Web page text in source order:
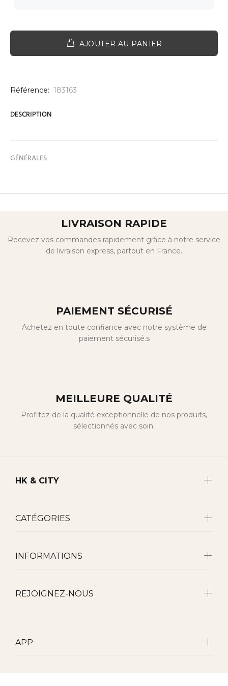
AJOUTER AU PANIER
Référence: 183163
DESCRIPTION
GÉNÉRALES
LIVRAISON RAPIDE
Recevez vos commandes rapidement grâce à notre service
de livraison express, partout en France.
PAIEMENT SÉCURISÉ
Achetez en toute confiance avec notre système de
paiement sécurisé.s
MEILLEURE QUALITÉ
Profitez de la qualité exceptionnelle de nos produits,
sélectionnés avec soin.
HK & CITY
CATÉGORIES
INFORMATIONS
REJOIGNEZ-NOUS
APP